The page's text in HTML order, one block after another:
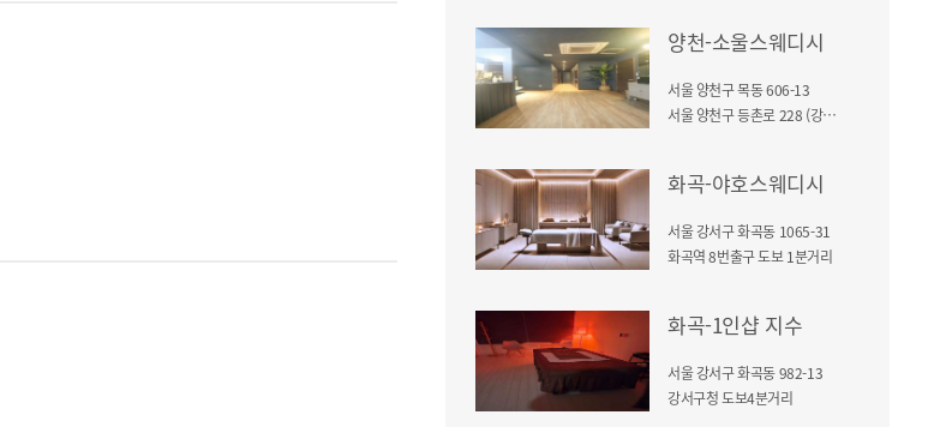
양천-소울스웨디시
서울 양천구 목동 606-13
서울 양천구 등촌로 228 (강서 등촌역 6번)
화곡-야호스웨디시
서울 강서구 화곡동 1065-31
화곡역 8번출구 도보 1분거리
화곡-1인샵 지수
서울 강서구 화곡동 982-13
강서구청 도보4분거리